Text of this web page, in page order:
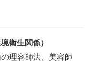
衛生関係）
理容師法、美容師